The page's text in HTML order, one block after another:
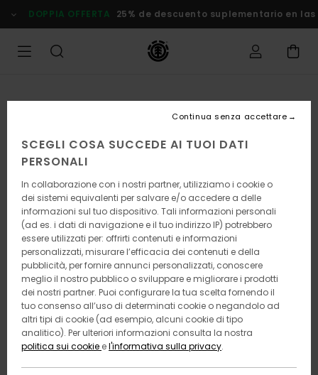
alle
informazioni
prodotto
DOPPIA OFFERTA 25% de descuento suplementario en las
SCEGLI COSA SUCCEDE AI TUOI DATI
PERSONALI
In collaborazione con i nostri partner, utilizziamo i cookie o
dei sistemi equivalenti per salvare e/o accedere a delle
informazioni sul tuo dispositivo. Tali informazioni personali
(ad es. i dati di navigazione e il tuo indirizzo IP) potrebbero
essere utilizzati per: offrirti contenuti e informazioni
personalizzati, misurare l’efficacia dei contenuti e della
pubblicità, per fornire annunci personalizzati, conoscere
meglio il nostro pubblico o sviluppare e migliorare i prodotti
dei nostri partner. Puoi configurare la tua scelta fornendo il
tuo consenso all’uso di determinati cookie o negandolo ad
altri tipi di cookie (ad esempio, alcuni cookie di tipo
analitico). Per ulteriori informazioni consulta la nostra
politica sui cookie el'informativa sulla privacy.
Continua senza accettare